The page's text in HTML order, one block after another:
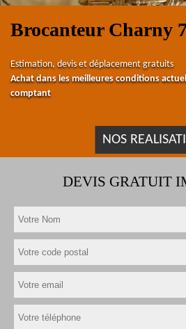
Brocanteur Charny
Estimation, devis et déplacement gratuits
Achat dans les meilleures conditions
comptant
NOS
DEVIS GRATUIT